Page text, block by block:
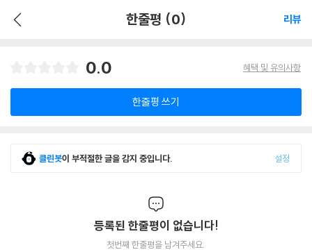
한줄평 (0) 리뷰
0.0 혜택 및 유의사항
한줄평 쓰기
클린봇이 부적절한 글을 감지 중입니다. 설정
등록된 한줄평이 없습니다!
첫번째 한줄평을 남겨주세요.